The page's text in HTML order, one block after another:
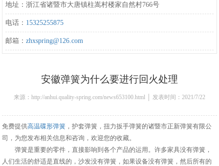
地址：浙江省诸暨市大唐镇柱嵩村楼家自然村766号
电话： 15325255875
邮箱：zhxspring@126.com
安徽弹簧为什么要进行回火处理
来源：http://anhui.quality-spring.com/news653100.html │ 发表时间：2021/7/22
免费提供高温碟形弹簧 ，护套弹簧，扭力扳手弹簧的诸暨市正新弹簧有限公
司，为您发布相关信息和咨询，欢迎您的收藏。
弹簧是重要的零件，直接影响到各个产品的运用。许多家具没有弹簧，
人们生活的舒适是直线的，沙发没有弹簧，如果设备没有弹簧，然后所有的